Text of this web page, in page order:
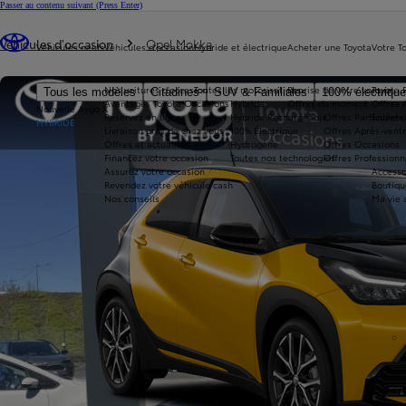
Passer au contenu suivant (Press Enter)
Véhicules neufs
Tous les modèles Citadines SUV & Familiales 100%
Nouvelle Aygo X
HYBRIDE
Véhicules d'occasion
Nos voitures d'occasion
Avantages Toyota Occasions
Réservez en ligne
Livraison près de chez vous
Offres et actualités
Financez votre occasion
Assurez votre occasion
Revendez votre véhicule cash
Nos conseils
Hybride et électrique
Toutes les motorisations
Hybride
Hybride Rechargeable
100% Électrique
Hydrogène
Toutes nos technologies
Acheter une Toyota
Reprise de votre voiture
Offres du moment
Offres Particuliers
Offres Après-
Offres Occasions
Offres
Votre
Toyota
Offres
Ma vie
Véhicules d'occasion Opel Mokka